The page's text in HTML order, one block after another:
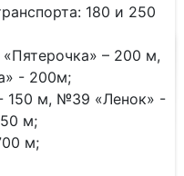
180 и 250
– 200 м,
- 200м;
150 м, №39 «Ленок» -
м;
м;